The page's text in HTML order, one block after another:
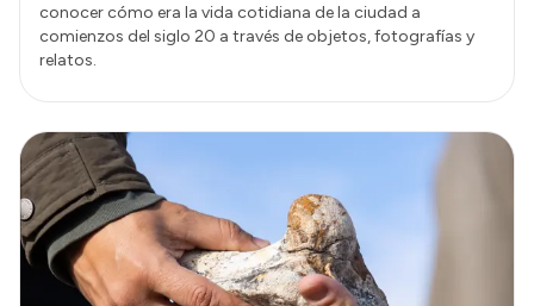
conocer cómo era la vida cotidiana de la ciudad a
comienzos del siglo 20 a través de objetos, fotografías y
relatos.